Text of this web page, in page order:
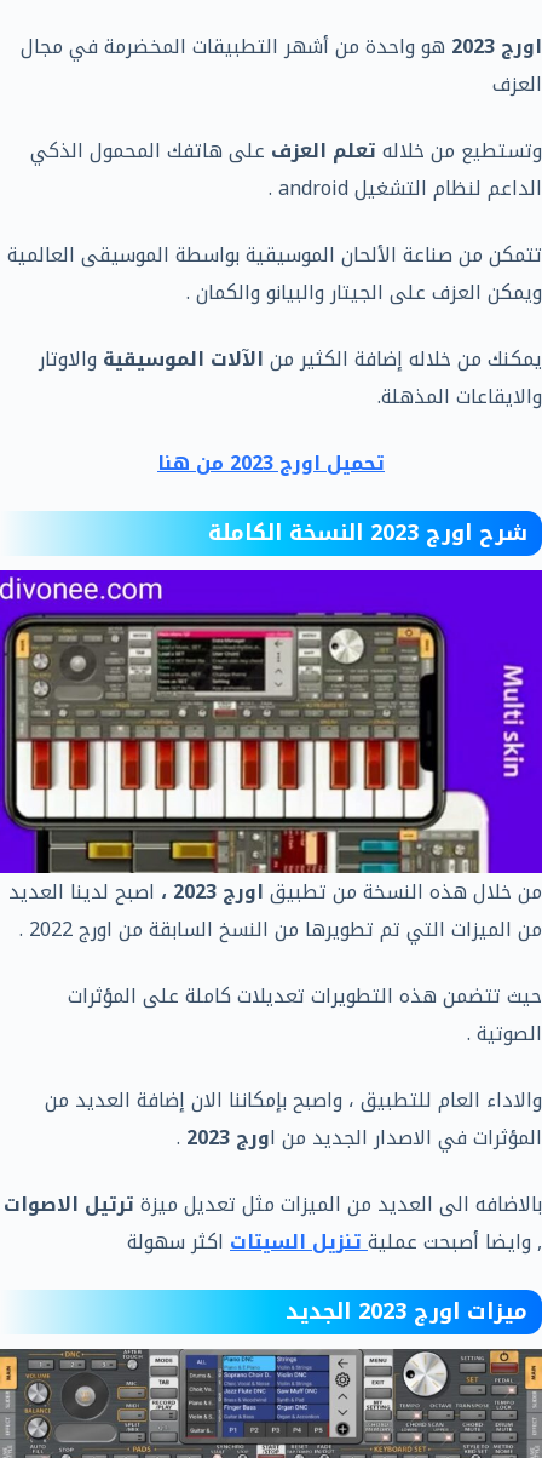
اورج 2023
هو واحدة من أشهر التطبيقات المخضرمة في مجال
العزف
وتستطيع من خلالهتعلم العزف على هاتفك المحمول الذكي
الداعم لنظام التشغيل android .
تتمكن من صناعة الألحان الموسيقية بواسطة الموسيقى العالمية
ويمكن العزف على الجيتار والبيانو والكمان .
يمكنك من خلاله إضافة الكثير منالآلات الموسيقية والاوتار
والايقاعات المذهلة.
تحميل اورج 2023 من هنا
شرح اورج 2023 النسخة الكاملة
من خلال هذه النسخة من تطبيقاورج 2023 ،
اصبح لدينا العديد
من الميزات التي تم تطويرها من النسخ السابقة من اورج 2022 .
حيث تتضمن هذه التطويرات تعديلات كاملة على المؤثرات
الصوتية .
والاداء العام للتطبيق ، واصبح بإمكاننا الان إضافة العديد من
المؤثرات في الاصدار الجديد من اورج 2023
.
بالاضافه الى العديد من الميزات مثل تعديل ميزةترتيل الاصوات
, وايضا أصبحت عمليةتنزيل السيتات اكثر سهولة
ميزات اورج 2023 الجديد